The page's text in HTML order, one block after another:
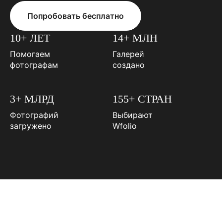
Попробовать бесплатно
10+ ЛЕТ
Помогаем
фотографам
14+ МЛН
Галерей
создано
3+ МЛРД
Фотографий
загружено
155+ СТРАН
Выбирают
Wfolio